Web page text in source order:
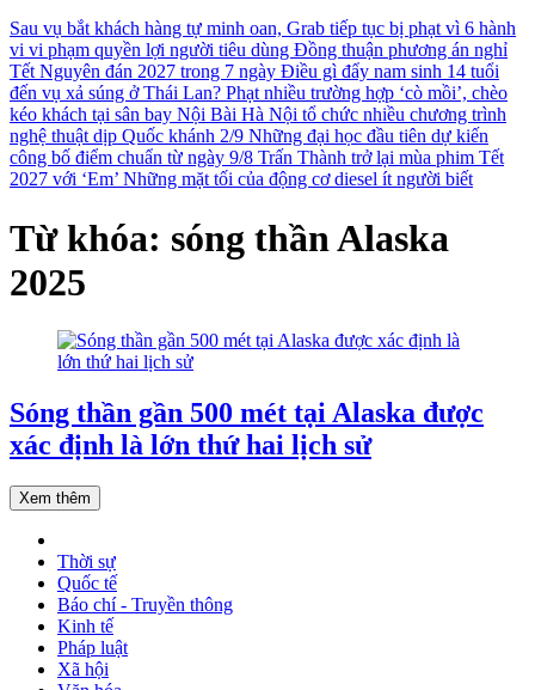
Sau vụ bắt khách hàng tự minh oan, Grab tiếp tục bị phạt vì 6 hành
vi vi phạm quyền lợi người tiêu dùng Đồng thuận phương án nghỉ
Tết Nguyên đán 2027 trong 7 ngày Điều gì đẩy nam sinh 14 tuổi
đến vụ xả súng ở Thái Lan? Phạt nhiều trường hợp ‘cò mồi’, chèo
kéo khách tại sân bay Nội Bài Hà Nội tổ chức nhiều chương trình
nghệ thuật dịp Quốc khánh 2/9 Những đại học đầu tiên dự kiến
công bố điểm chuẩn từ ngày 9/8 Trấn Thành trở lại mùa phim Tết
2027 với ‘Em’ Những mặt tối của động cơ diesel ít người biết
Từ khóa: sóng thần Alaska
2025
Sóng thần gần 500 mét tại Alaska được
xác định là lớn thứ hai lịch sử
Xem thêm
Thời sự
Quốc tế
Báo chí - Truyền thông
Kinh tế
Pháp luật
Xã hội